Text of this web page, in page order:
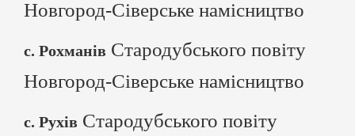
Новгород-Сіверське намісництво
с. Рохманів Стародубського повіту
Новгород-Сіверське намісництво
с. Рухів Стародубського повіту